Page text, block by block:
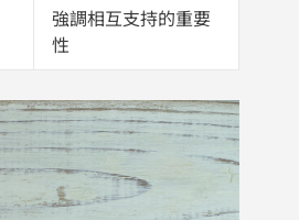
強調相互支持的重要
性